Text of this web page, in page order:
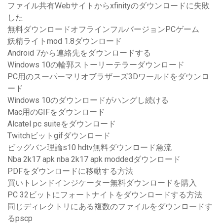
ファイル共有Webサイトからxfinityのダウンロードに失敗
した
無料ダウンロードオフラインフルバージョンPCゲーム
妖精ライトmod 1.8ダウンロード
Android 7から連絡先をダウンロードする
Windows 10の輪郭ストーリーテラーダウンロード
PC用のスーパーマリオブラザーズ3Dワールドをダウンロ
ード
Windows 10のダウンロードがハングし続ける
Mac用のGIFをダウンロード
Alcatel pc suiteをダウンロード
Twitchビットgifダウンロード
ビッグバン理論s10 hdtv無料ダウンロード急流
Nba 2k17 apk nba 2k17 apk moddedダウンロード
PDFをダウンロードに移動する方法
買いトレンドインジケーター無料ダウンロードを購入
PC 32ビットにフォートナイトをダウンロードする方法
同じディレクトリにある複数のファイルをダウンロードす
るpscp